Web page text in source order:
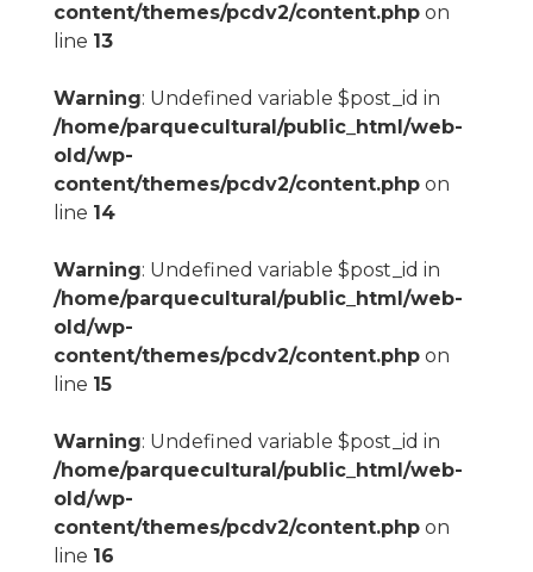
content/themes/pcdv2/content.phpon
line 13
Warning: Undefined variable $post_id in
/home/parquecultural/public_html/web-
old/wp-
content/themes/pcdv2/content.phpon
line 14
Warning: Undefined variable $post_id in
/home/parquecultural/public_html/web-
old/wp-
content/themes/pcdv2/content.phpon
line 15
Warning: Undefined variable $post_id in
/home/parquecultural/public_html/web-
old/wp-
content/themes/pcdv2/content.phpon
line 16